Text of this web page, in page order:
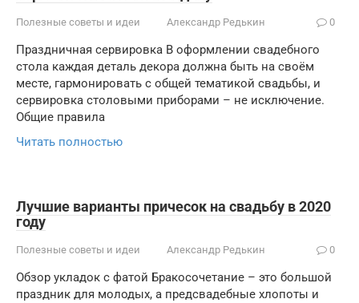
Полезные советы и идеи Александр Редькин 0
Праздничная сервировка В оформлении свадебного
стола каждая деталь декора должна быть на своём
месте, гармонировать с общей тематикой свадьбы, и
сервировка столовыми приборами – не исключение.
Общие правила
Читать полностью
Лучшие варианты причесок на свадьбу в 2020
году
Полезные советы и идеи Александр Редькин 0
Обзор укладок с фатой Бракосочетание – это большой
праздник для молодых, а предсвадебные хлопоты и